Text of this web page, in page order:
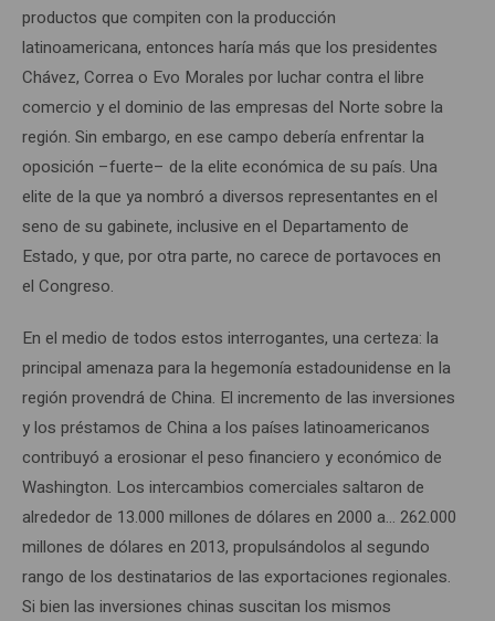
productos que compiten con la producción
latinoamericana, entonces haría más que los presidentes
Chávez, Correa o Evo Morales por luchar contra el libre
comercio y el dominio de las empresas del Norte sobre la
región. Sin embargo, en ese campo debería enfrentar la
oposición –fuerte– de la elite económica de su país. Una
elite de la que ya nombró a diversos representantes en el
seno de su gabinete, inclusive en el Departamento de
Estado, y que, por otra parte, no carece de portavoces en
el Congreso.
En el medio de todos estos interrogantes, una certeza: la
principal amenaza para la hegemonía estadounidense en la
región provendrá de China. El incremento de las inversiones
y los préstamos de China a los países latinoamericanos
contribuyó a erosionar el peso financiero y económico de
Washington. Los intercambios comerciales saltaron de
alrededor de 13.000 millones de dólares en 2000 a… 262.000
millones de dólares en 2013, propulsándolos al segundo
rango de los destinatarios de las exportaciones regionales.
Si bien las inversiones chinas suscitan los mismos